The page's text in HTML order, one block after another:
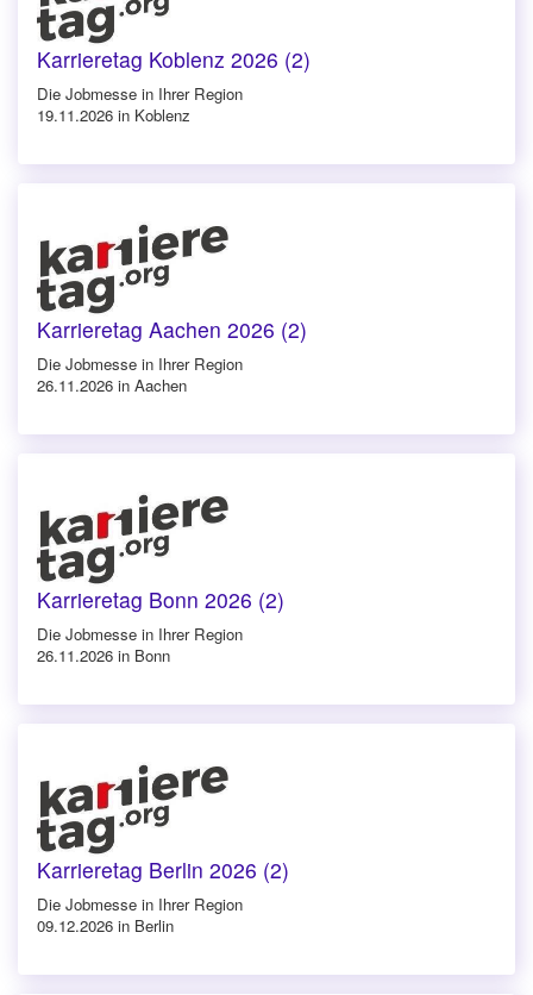
Karrieretag Koblenz 2026 (2)
Die Jobmesse in Ihrer Region
19.11.2026 in Koblenz
Karrieretag Aachen 2026 (2)
Die Jobmesse in Ihrer Region
26.11.2026 in Aachen
Karrieretag Bonn 2026 (2)
Die Jobmesse in Ihrer Region
26.11.2026 in Bonn
Karrieretag Berlin 2026 (2)
Die Jobmesse in Ihrer Region
09.12.2026 in Berlin